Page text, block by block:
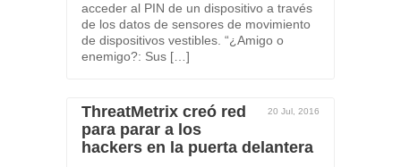
acceder al PIN de un dispositivo a través
de los datos de sensores de movimiento
de dispositivos vestibles. “¿Amigo o
enemigo?: Sus […]
20 Jul, 2016
ThreatMetrix creó red
para parar a los
hackers en la puerta delantera